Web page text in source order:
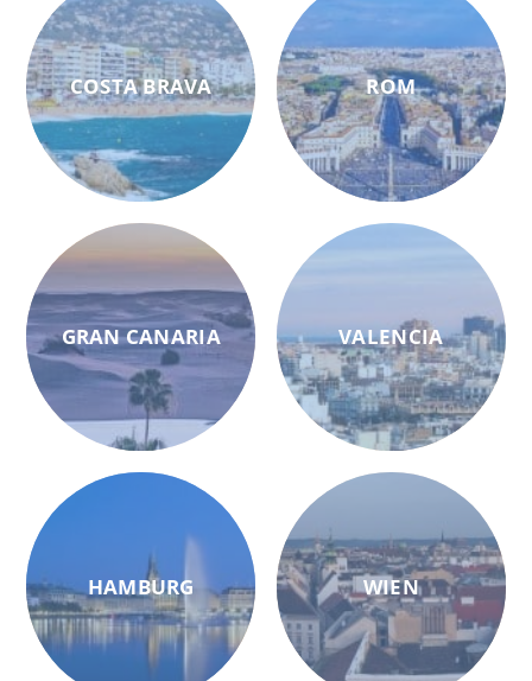
COSTA BRAVA
GRAN CANARIA
HAMBURG
ROM
VALENCIA
WIEN